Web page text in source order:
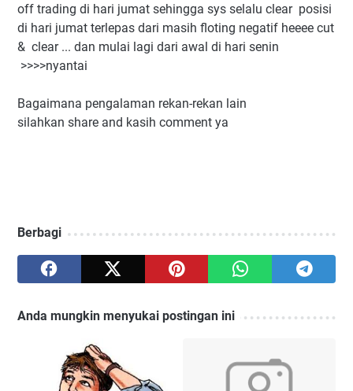
off trading di hari jumat sehingga sys selalu clear posisi
di hari jumat terlepas dari masih floting negatif heeee cut
& clear ... dan mulai lagi dari awal di hari senin
>>>>nyantai
Bagaimana pengalaman rekan-rekan lain
silahkan share and kasih comment ya
Berbagi
Anda mungkin menyukai postingan ini